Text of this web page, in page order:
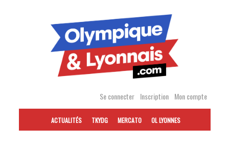
Se connecter Inscription Mon compte
ACTUALITÉS TKYDG MERCATO OL LYONNES